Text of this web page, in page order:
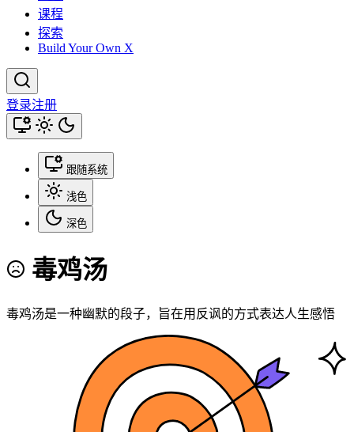
课程
探索
Build Your Own X
登录注册
跟随系统
浅色
深色
毒鸡汤
毒鸡汤是一种幽默的段子，旨在用反讽的方式表达人生感悟